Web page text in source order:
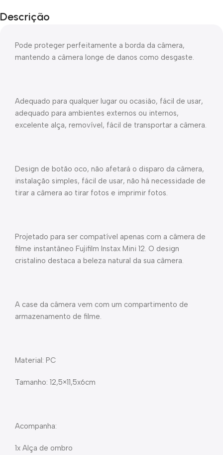
Descrição
Pode proteger perfeitamente a borda da câmera,
mantendo a câmera longe de danos como desgaste.
Adequado para qualquer lugar ou ocasião, fácil de usar,
adequado para ambientes externos ou internos,
excelente alça, removível, fácil de transportar a câmera.
Design de botão oco, não afetará o disparo da câmera,
instalação simples, fácil de usar, não há necessidade de
tirar a câmera ao tirar fotos e imprimir fotos.
Projetado para ser compatível apenas com a câmera de
filme instantâneo Fujifilm Instax Mini 12. O design
cristalino destaca a beleza natural da sua câmera.
A case da câmera vem com um compartimento de
armazenamento de filme.
Material: PC
Tamanho: 12,5×11,5x6cm
Acompanha:
1x Alça de ombro